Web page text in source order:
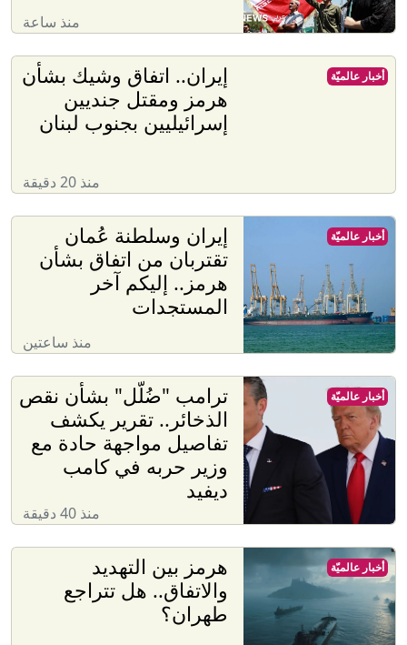
منذ ساعة
إيران.. اتفاق وشيك بشأن
هرمز ومقتل جنديين
إسرائيليين بجنوب لبنان
منذ 20 دقيقة
أخبار عالميّة
إيران وسلطنة عُمان
تقتربان من اتفاق بشأن
هرمز.. إليكم آخر
المستجدات
منذ ساعتين
أخبار عالميّة
ترامب "ضُلّل" بشأن نقص
الذخائر.. تقرير يكشف
تفاصيل مواجهة حادة مع
وزير حربه في كامب
ديفيد
منذ 40 دقيقة
أخبار عالميّة
هرمز بين التهديد
والاتفاق.. هل تتراجع
طهران؟
أخبار عالميّة